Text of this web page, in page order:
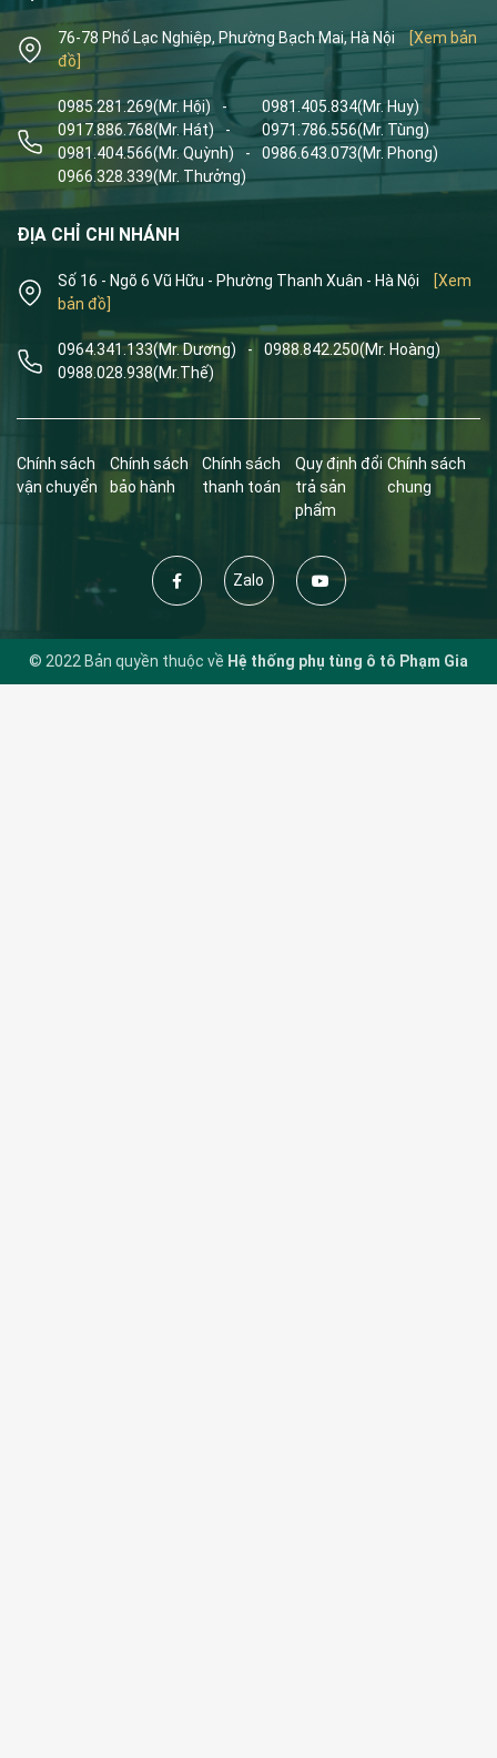
76-78 Phố Lạc Nghiệp, Phường Bạch Mai, Hà Nội
[Xem bản
đồ]
0985.281.269(Mr. Hội) - 0981.405.834(Mr. Huy)
0917.886.768(Mr. Hát) - 0971.786.556(Mr. Tùng)
0981.404.566(Mr. Quỳnh) - 0986.643.073(Mr. Phong)
0966.328.339(Mr. Thưởng)
ĐỊA CHỈ CHI NHÁNH
Số 16 - Ngõ 6 Vũ Hữu - Phường Thanh Xuân - Hà Nội
[Xem
bản đồ]
0964.341.133(Mr. Dương) - 0988.842.250(Mr. Hoàng)
0988.028.938(Mr.Thế)
Chính sách
vận chuyển
Chính sách
bảo hành
Chính sách
thanh toán
Quy định đổi
trả sản
phẩm
Chính sách
chung
Zalo
© 2022 Bản quyền thuộc về Hệ thống phụ tùng ô tô Phạm Gia